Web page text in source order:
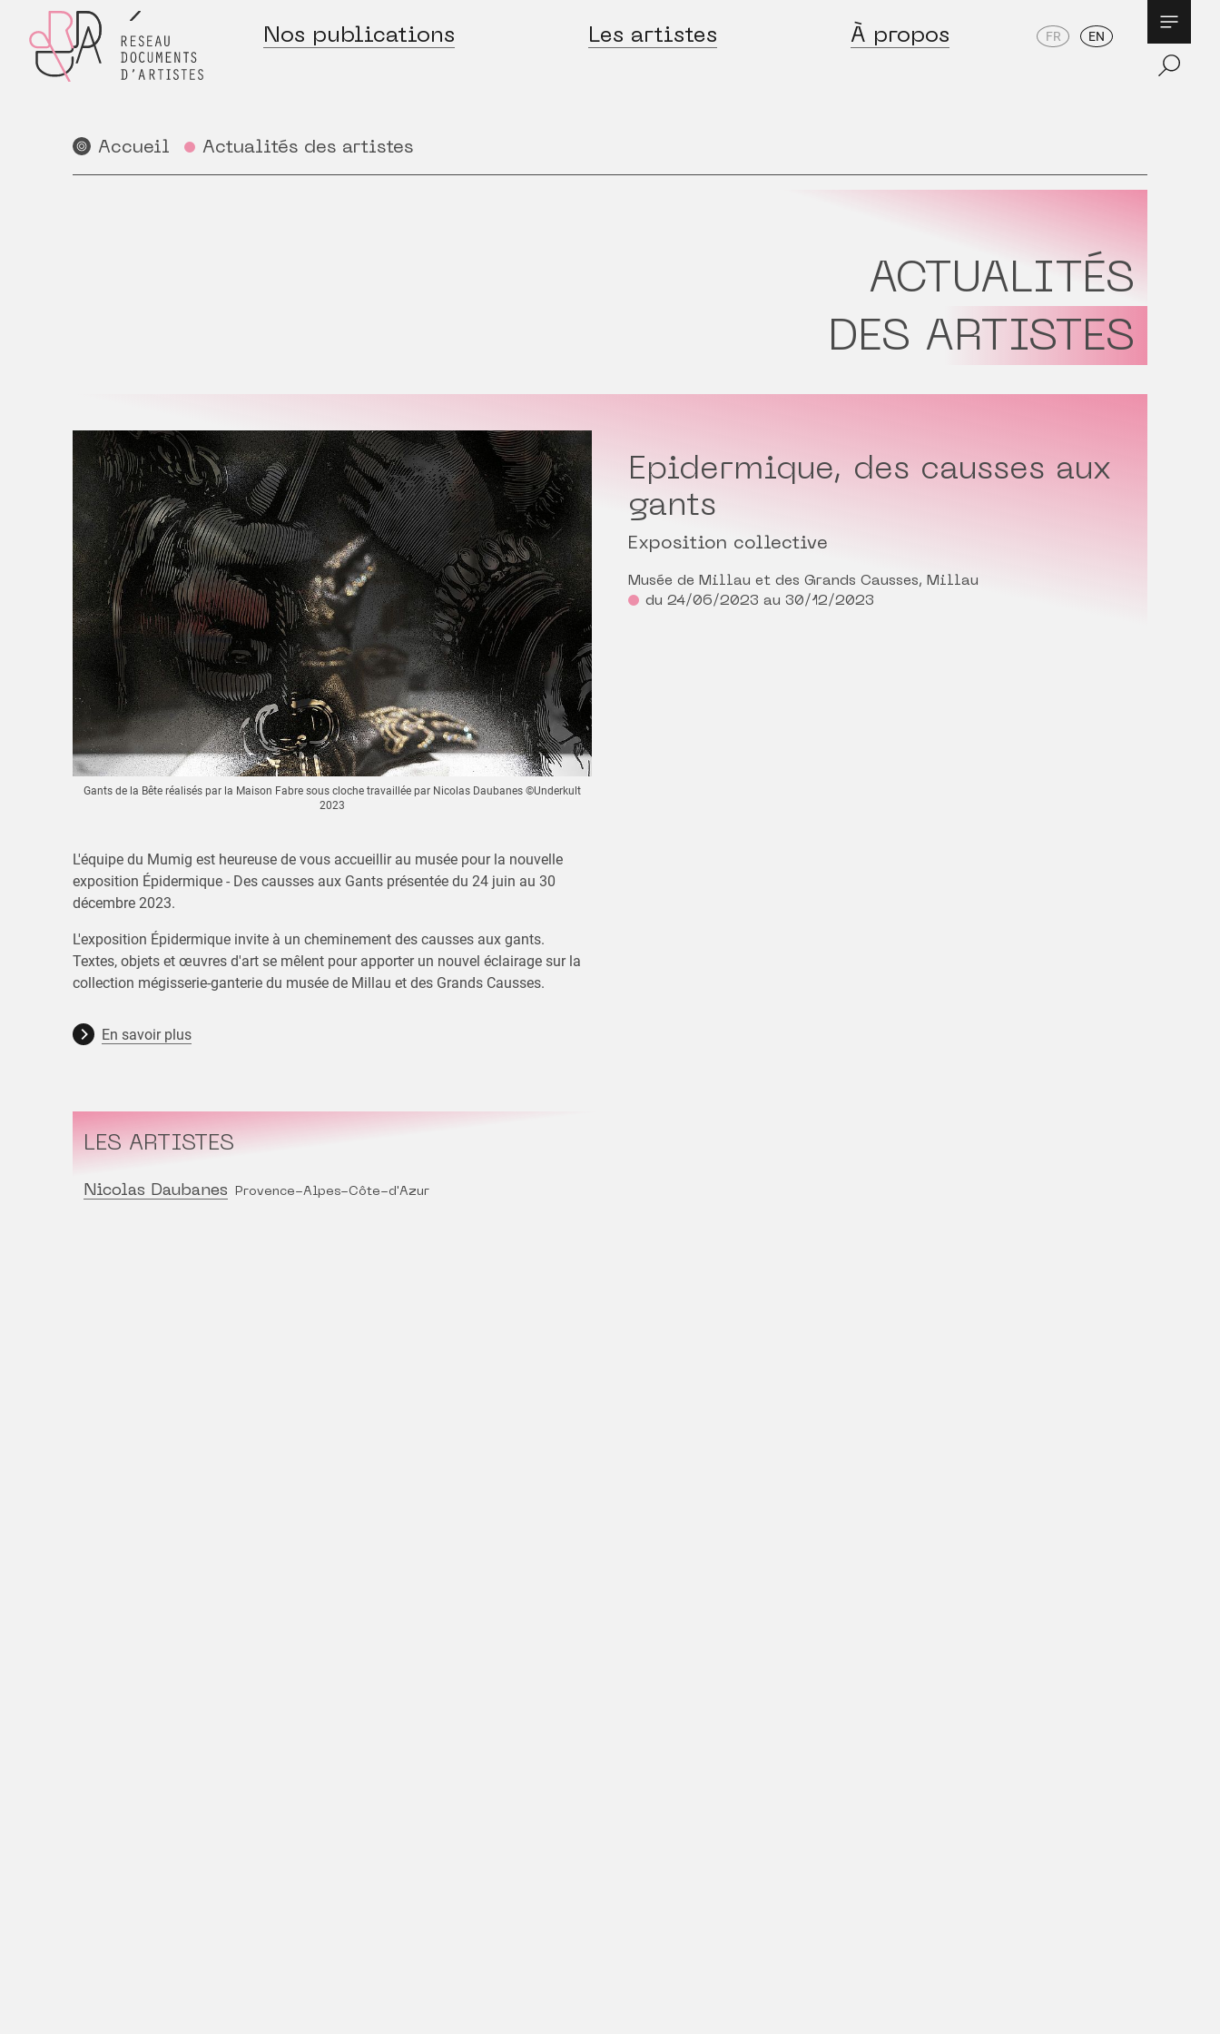
Nos publications Les artistes À propos FR EN
Accueil Actualités des artistes
ACTUALITÉS
DES ARTISTES
Gants de la Bête réalisés par la Maison Fabre sous cloche travaillée par Nicolas Daubanes ©Underkult
2023
Epidermique, des causses aux
gants
Exposition collective
Musée de Millau et des Grands Causses, Millau
du 24/06/2023 au 30/12/2023
L'équipe du Mumig est heureuse de vous accueillir au musée pour la nouvelle
exposition Épidermique - Des causses aux Gants présentée du 24 juin au 30
décembre 2023.
L'exposition Épidermique invite à un cheminement des causses aux gants.
Textes, objets et œuvres d'art se mêlent pour apporter un nouvel éclairage sur la
collection mégisserie-ganterie du musée de Millau et des Grands Causses.
En savoir plus
LES ARTISTES
Nicolas Daubanes Provence-Alpes-Côte-d'Azur